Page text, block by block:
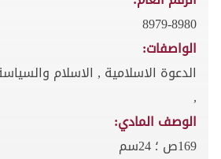
8979-8980
الواصفات:
الدعوة الاسلامية , الاسلام
,
الوصف المادي:
169ص ؛ 24سم